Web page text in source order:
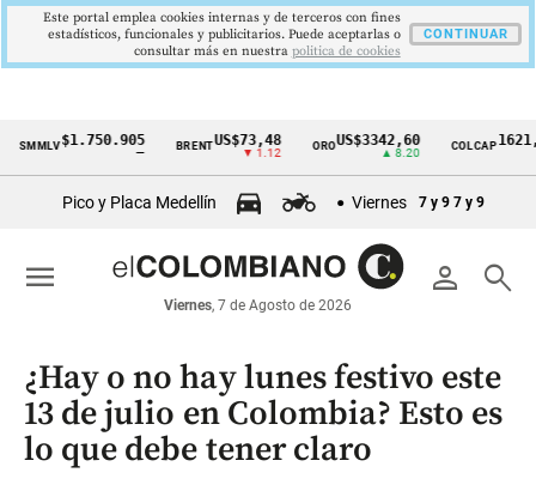
Cintillo
económicos
Colombia
$1.750.905 BRENT US$73,48
▼ 1.12
ORO US$3342,60 COLCAP1621,34
Pico y Placa Medellín Viernes 7 y 9 7 y 9
person search
Viernes, 7 de Agosto de 2026
menu
¿Hay o no hay lunes festivo este
13 de julio en Colombia? Esto es
lo que debe tener claro
Este portal emplea cookies internas y de terceros con fines
estadísticos, funcionales y publicitarios. Puede aceptarlas o
consultar más en nuestra politica de cookies
CONTINUAR